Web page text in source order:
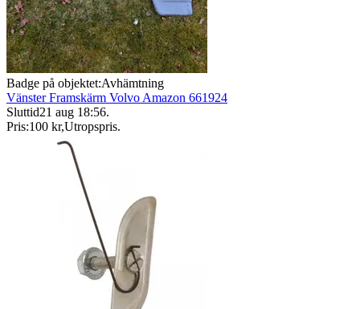
Badge på objektet:Avhämtning
Vänster Framskärm Volvo Amazon 661924
Sluttid21 aug 18:56.
Pris:100 kr,Utropspris.